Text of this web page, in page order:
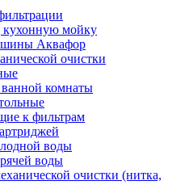
мойку
Аквафор
очистки
комнаты
к фильтрам
воды
воды
очистки (нитка,